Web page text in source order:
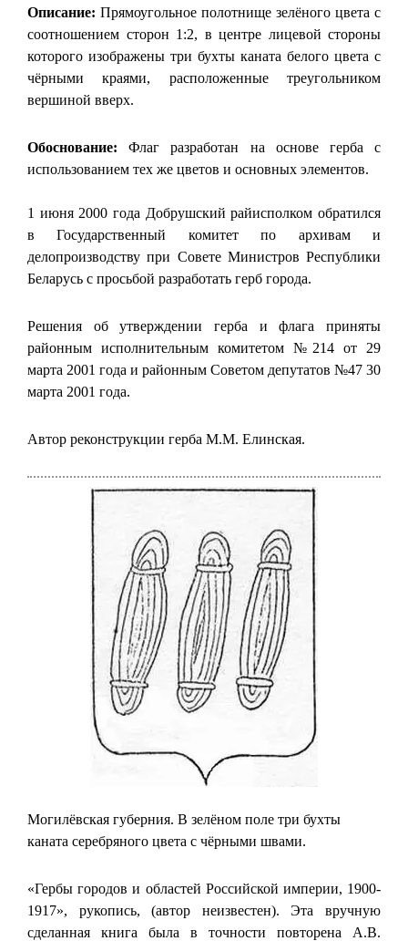
Описание: Прямоугольное полотнище зелёного цвета с
соотношением сторон 1:2, в центре лицевой стороны
которого изображены три бухты каната белого цвета с
чёрными краями, расположенные треугольником
вершиной вверх.
Обоснование: Флаг разработан на основе герба с
использованием тех же цветов и основных элементов.
1 июня 2000 года Добрушский райисполком обратился
в Государственный комитет по архивам и
делопроизводству при Совете Министров Республики
Беларусь c просьбой разработать герб города.
Решения об утверждении герба и флага приняты
районным исполнительным комитетом №214 от 29
марта 2001 года и районным Советом депутатов №47 30
марта 2001 года.
Автор реконструкции герба М.М. Елинская.
Могилёвская губерния. В зелёном поле три бухты
каната серебряного цвета с чёрными швами.
«Гербы городов и областей Российской империи, 1900-
1917», рукопись, (автор неизвестен). Эта вручную
сделанная книга была в точности повторена А.В.